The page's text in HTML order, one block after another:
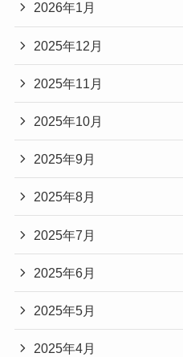
2026年1月
2025年12月
2025年11月
2025年10月
2025年9月
2025年8月
2025年7月
2025年6月
2025年5月
2025年4月